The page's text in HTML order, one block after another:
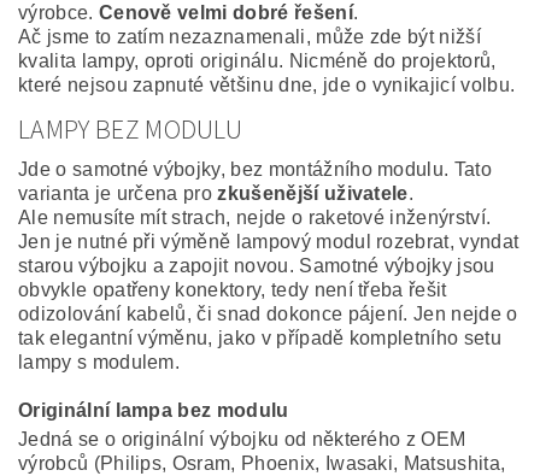
výrobce. Cenově velmi dobré řešení.
Ač jsme to zatím nezaznamenali, může zde být nižší
kvalita lampy, oproti originálu. Nicméně do projektorů,
které nejsou zapnuté většinu dne, jde o vynikajicí volbu.
LAMPY BEZ MODULU
Jde o samotné výbojky, bez montážního modulu. Tato
varianta je určena prozkušenější uživatele.
Ale nemusíte mít strach, nejde o raketové inženýrství.
Jen je nutné při výměně lampový modul rozebrat, vyndat
starou výbojku a zapojit novou. Samotné výbojky jsou
obvykle opatřeny konektory, tedy není třeba řešit
odizolování kabelů, či snad dokonce pájení. Jen nejde o
tak elegantní výměnu, jako v případě kompletního setu
lampy s modulem.
Originální lampa bez modulu
Jedná se o originální výbojku od některého z OEM
výrobců (Philips, Osram, Phoenix, Iwasaki, Matsushita,